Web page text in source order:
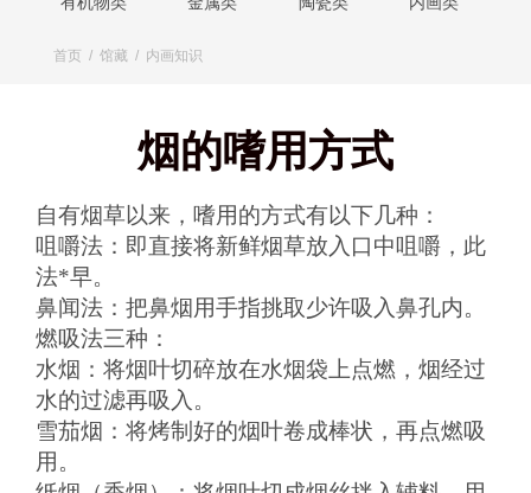
首页 / 馆藏 / 内画知识
烟的嗜用方式
自有烟草以来，嗜用的方式有以下几种：
咀嚼法：即直接将新鲜烟草放入口中咀嚼，此
法*早。
鼻闻法：把鼻烟用手指挑取少许吸入鼻孔内。
燃吸法三种：
水烟：将烟叶切碎放在水烟袋上点燃，烟经过
水的过滤再吸入。
雪茄烟：将烤制好的烟叶卷成棒状，再点燃吸
用。